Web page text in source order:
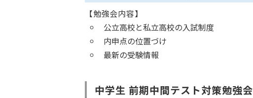
【勉強会内容】
公立高校と私立高校の入試制度
内申点の位置づけ
最新の受験情報
中学生 前期中間テスト対策勉強会